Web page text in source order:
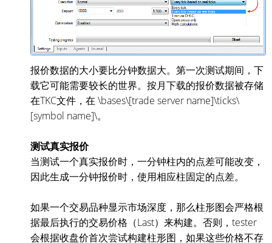
报价数据的大小要比分钟数据大。第一次测试期间，下
载它可能需要较长的世界。按月下载的报价数据被存储
在TKC文件，在 \bases\[trade server name]\ticks\
[symbol name]\。
测试真实报价
当测试一个真实报价时，一分钟柱内的点差可能改变，
因此生成一分钟报价时，使用相应柱固定的点差。
如果一个交易品种显示市场深度，那么柱形图会严格根
据最后执行的交易价格（Last）来构建。否则，tester
会根据收盘价首次尝试构建柱形图，如果这些价格不存